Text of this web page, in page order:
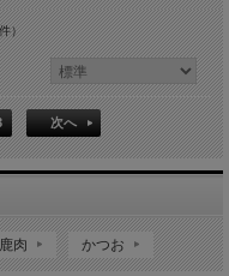
）
次へ
鹿肉 かつお